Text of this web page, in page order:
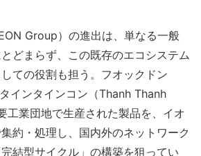
Group）の進出は、単なる一般
どまらず、この既存のエコシステム
ての役割も担う。フオックドン
インタインコン（Thanh Thanh
工業団地で生産された製品を、イオ
約・処理し、国内外のネットワーク
結型サイクル」の構築を狙ってい